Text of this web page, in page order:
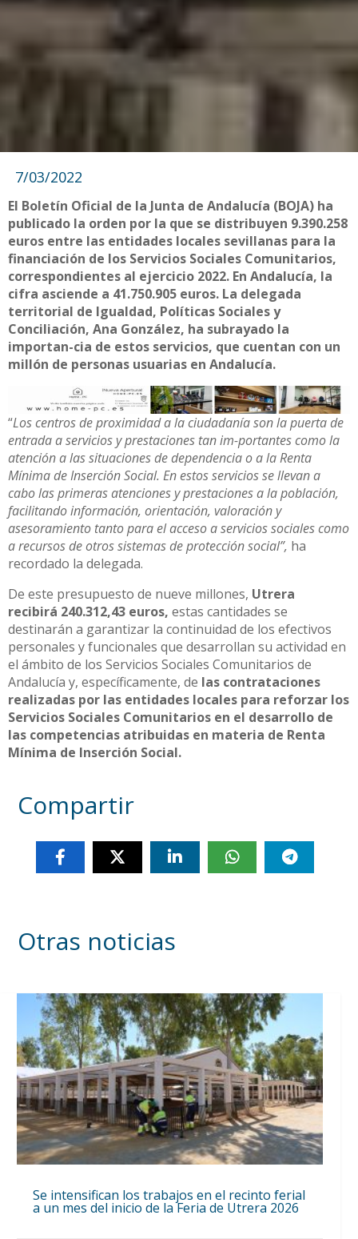
7/03/2022
El Boletín Oficial de la Junta de Andalucía (BOJA) ha
publicado la orden por la que se distribuyen 9.390.258
euros entre las entidades locales sevillanas para la
financiación de los Servicios Sociales Comunitarios,
correspondientes al ejercicio 2022. En Andalucía, la
cifra asciende a 41.750.905 euros. La delegada
territorial de Igualdad, Políticas Sociales y
Conciliación, Ana González, ha subrayado la
importan-cia de estos servicios, que cuentan con un
millón de personas usuarias en Andalucía.
“Los centros de proximidad a la ciudadanía son la puerta de
entrada a servicios y prestaciones tan im-portantes como la
atención a las situaciones de dependencia o a la Renta
Mínima de Inserción Social. En estos servicios se llevan a
cabo las primeras atenciones y prestaciones a la población,
facilitando información, orientación, valoración y
asesoramiento tanto para el acceso a servicios sociales como
a recursos de otros sistemas de protección social”, ha
recordado la delegada.
De este presupuesto de nueve millones, Utrera
recibirá 240.312,43 euros, estas cantidades se
destinarán a garantizar la continuidad de los efectivos
personales y funcionales que desarrollan su actividad en
el ámbito de los Servicios Sociales Comunitarios de
Andalucía y, específicamente, de las contrataciones
realizadas por las entidades locales para reforzar los
Servicios Sociales Comunitarios en el desarrollo de
las competencias atribuidas en materia de Renta
Mínima de Inserción Social.
Compartir
Otras noticias
Se intensifican los trabajos en el recinto ferial
a un mes del inicio de la Feria de Utrera 2026